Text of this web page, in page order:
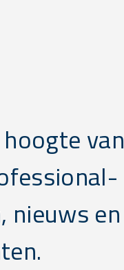
van
nieuws en